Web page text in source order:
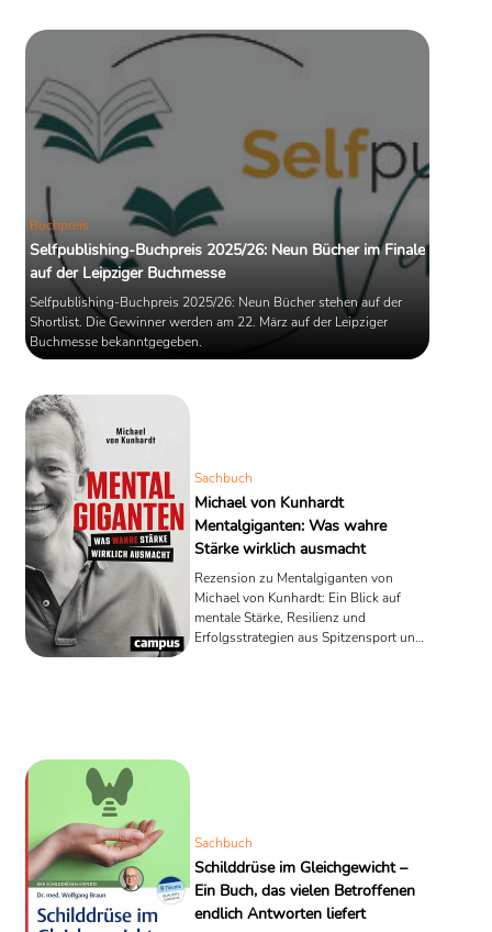
von Unten leben ausgezeichnet. Drei Bücher, die nicht abschließen,
Buchpreis
Selfpublishing-Buchpreis 2025/26: Neun Bücher im Finale
auf der Leipziger Buchmesse
Selfpublishing-Buchpreis 2025/26: Neun Bücher stehen auf der
Shortlist. Die Gewinner werden am 22. März auf der Leipziger
Buchmesse bekanntgegeben.
Sachbuch
Michael von Kunhardt
Mentalgiganten: Was wahre
Stärke wirklich ausmacht
Rezension zu Mentalgiganten von
Michael von Kunhardt: Ein Blick auf
mentale Stärke, Resilienz und
Erfolgsstrategien aus Spitzensport und
Sachbuch
Schilddrüse im Gleichgewicht –
Ein Buch, das vielen Betroffenen
endlich Antworten liefert